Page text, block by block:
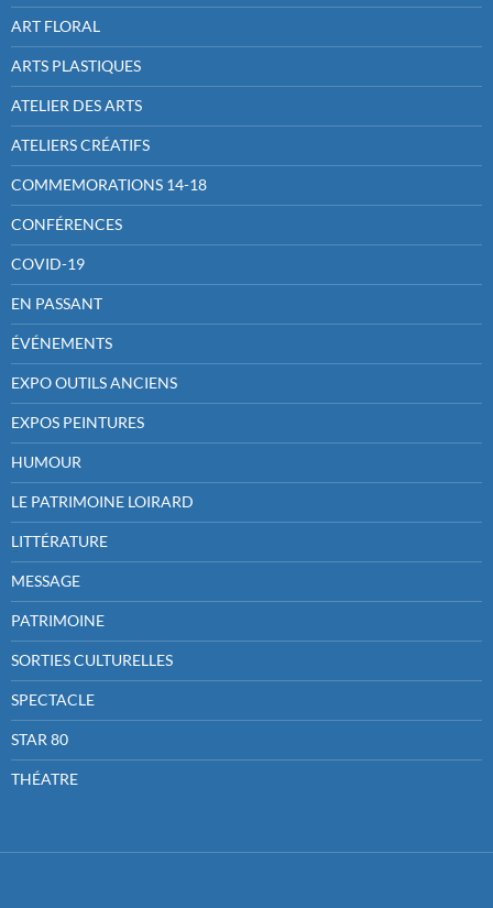
ART FLORAL
ARTS PLASTIQUES
ATELIER DES ARTS
ATELIERS CRÉATIFS
COMMEMORATIONS 14-18
CONFÉRENCES
COVID-19
EN PASSANT
ÉVÉNEMENTS
EXPO OUTILS ANCIENS
EXPOS PEINTURES
HUMOUR
LE PATRIMOINE LOIRARD
LITTÉRATURE
MESSAGE
PATRIMOINE
SORTIES CULTURELLES
SPECTACLE
STAR 80
THÉATRE